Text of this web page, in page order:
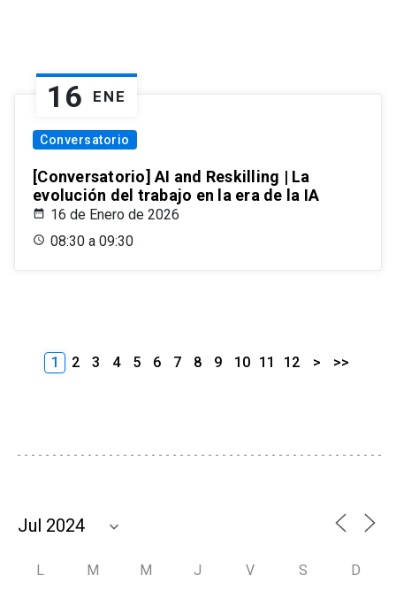
16 ENE
Conversatorio
[Conversatorio] AI and Reskilling | La
evolución del trabajo en la era de la IA
16 de Enero de 2026
08:30 a 09:30
1 2 3 4 5 6 7 8 9 10 11 12 > >>
L M M J V S D